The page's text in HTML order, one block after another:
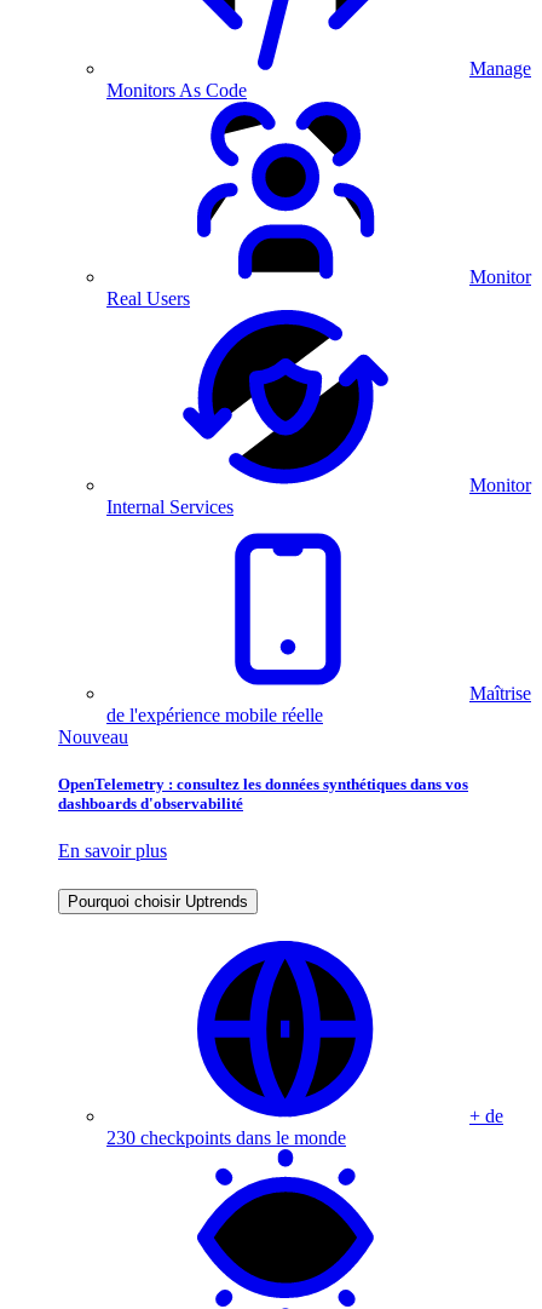
Manage
Monitors As Code
Monitor
Real Users
Monitor
Internal Services
Maîtrise
de l'expérience mobile réelle
Nouveau
OpenTelemetry : consultez les données synthétiques dans vos
dashboards d'observabilité
En savoir plus
Pourquoi choisir Uptrends
+ de
230 checkpoints dans le monde